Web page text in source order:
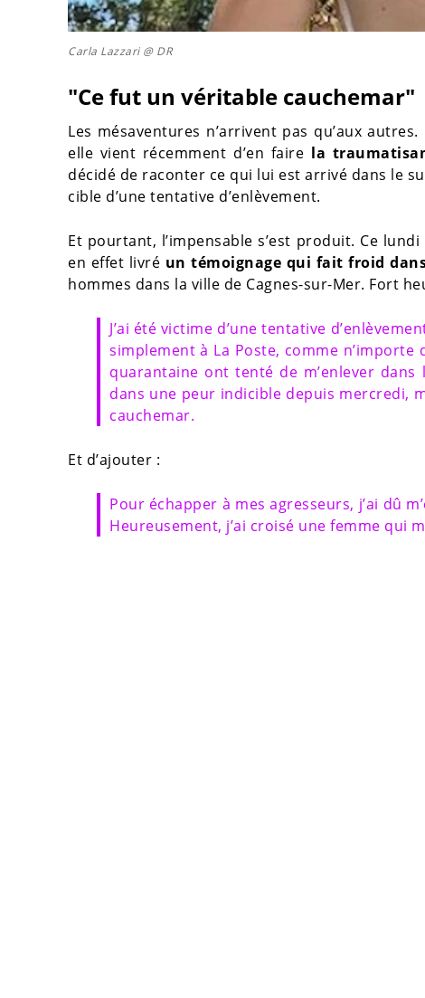
Carla Lazzari @ DR
"Ce fut un véritable cauchemar"
Les mésaventures n’arrivent pas qu’aux
elle vient récemment d’en faire la
décidé de raconter ce qui lui est arrivé dans le
cible d’une tentative d’enlèvement.
Et pourtant, l’impensable s’est produit. Ce
en effet livré un témoignage qui fait froid
hommes dans la ville de Cagnes-sur-Mer. Fort
J’ai été victime d’une tentative
simplement à La Poste, comme
quarantaine ont tenté de m’enlever dans
dans une peur indicible depuis mercredi,
cauchemar.
Et d’ajouter :
Pour échapper à mes agresseurs, j’ai dû
Heureusement, j’ai croisé une femme qui